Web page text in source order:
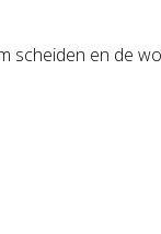
scheiden en de